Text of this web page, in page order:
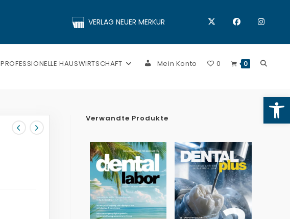
VERLAG NEUER MERKUR
PROFESSIONELLE HAUSWIRTSCHAFT Mein Konto 0 0
Verwandte Produkte